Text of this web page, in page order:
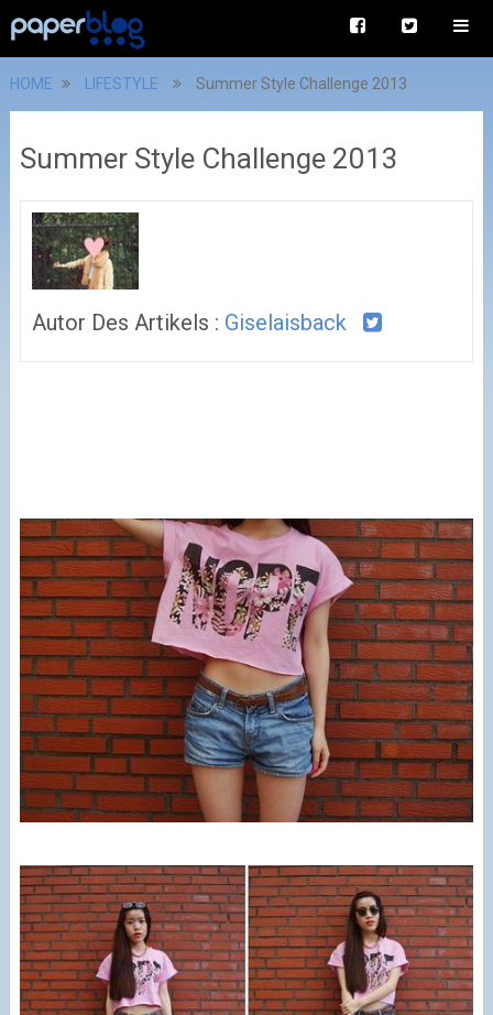
HOME LIFESTYLE Summer Style Challenge 2013
Summer Style Challenge 2013
Autor Des Artikels : Giselaisback